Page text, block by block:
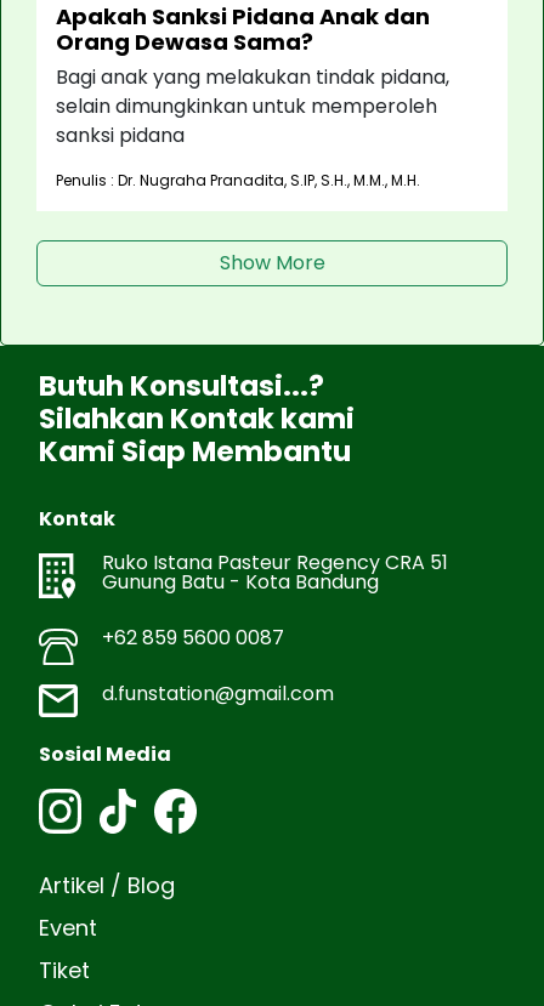
Apakah Sanksi Pidana Anak dan
Orang Dewasa Sama?
Bagi anak yang melakukan tindak pidana,
selain dimungkinkan untuk memperoleh
sanksi pidana
Penulis : Dr. Nugraha Pranadita, S.IP, S.H., M.M., M.H.
Show More
Butuh Konsultasi...?
Silahkan Kontak kami
Kami Siap Membantu
Kontak
Ruko Istana Pasteur Regency CRA 51
Gunung Batu - Kota Bandung
+62 859 5600 0087
d.funstation@gmail.com
Sosial Media
Artikel / Blog
Event
Tiket